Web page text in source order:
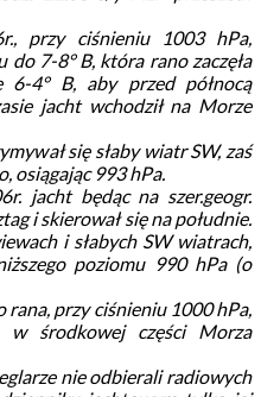
przy ciśnieniu 1003 hPa,
do 7-8° B, która rano zaczęła
4° B, aby przed północą
jacht wchodził na Morze
się słaby wiatr SW, zaś
osiągając 993 hPa.
jacht będąc na szer.geogr.
i skierował się na południe.
i słabych SW wiatrach,
poziomu 990 hPa (o
rana, przy ciśnieniu 1000 hPa,
środkowej części Morza
nie odbierali radiowych